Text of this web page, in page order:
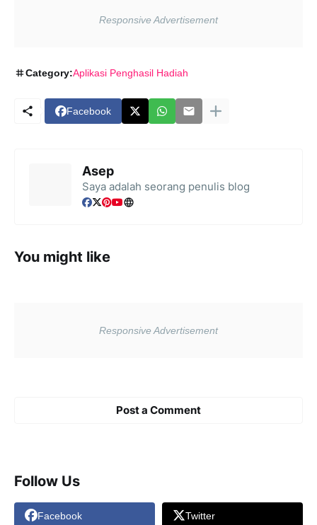
Category:Aplikasi Penghasil Hadiah
Facebook
Asep
Saya adalah seorang penulis blog
You might like
Post a Comment
Follow Us
Facebook Twitter